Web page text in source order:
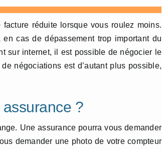
réduite lorsque vous roulez moins.
en cas de dépassement trop important du
sur internet, il est possible de négocier le
négociations est d’autant plus possible,
?
Une assurance pourra vous demander
demander une photo de votre compteur